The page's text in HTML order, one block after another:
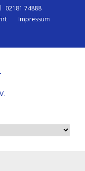
02181 74888
Impressum